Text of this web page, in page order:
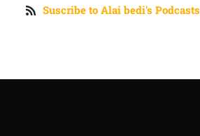
Suscribe to Alai bedi's Podcasts